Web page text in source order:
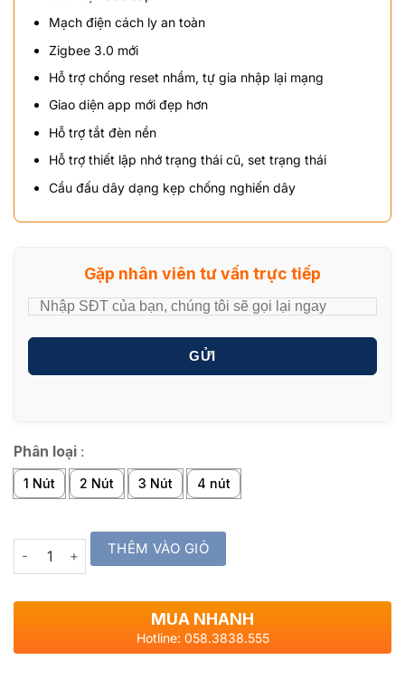
Mạch điện cách ly an toàn
Zigbee 3.0 mới
Hỗ trợ chống reset nhầm, tự gia nhập lại mạng
Giao diện app mới đẹp hơn
Hỗ trợ tắt đèn nền
Hỗ trợ thiết lập nhớ trạng thái cũ, set trạng thái
Cầu đấu dây dạng kẹp chống nghiến dây
Gặp nhân viên tư vấn trực tiếp
GỬI
Phân loại :
1 Nút 2 Nút 3 Nút 4 nút
Quantity THÊM VÀO GIỎ
MUA NHANH
Hotline: 058.3838.555